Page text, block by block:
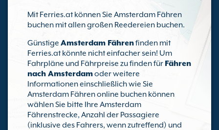
Mit Ferries.at können Sie Amsterdam Fähren
buchen mit allen großen Reedereien buchen.
Günstige Amsterdam Fährenfinden mit
Ferries.at könnte nicht einfacher sein! Um
Fahrpläne und Fährpreise zu finden für Fähren
nach Amsterdamoder weitere
Informationen einschließlich wie Sie
Amsterdam Fähren online buchen können
wählen Sie bitte Ihre Amsterdam
Fährenstrecke, Anzahl der Passagiere
(inklusive des Fahrers, wenn zutreffend) und